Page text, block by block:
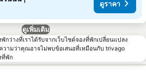
ดูราคา
ดูเพิ่มเติม
กว่างที่เราได้รับจากเว็บไซต์จองที่พักเปลี่ยนแปลง
วามว่าคุณอาจไม่พบข้อเสนอที่เหมือนกับ trivago
ที่พัก